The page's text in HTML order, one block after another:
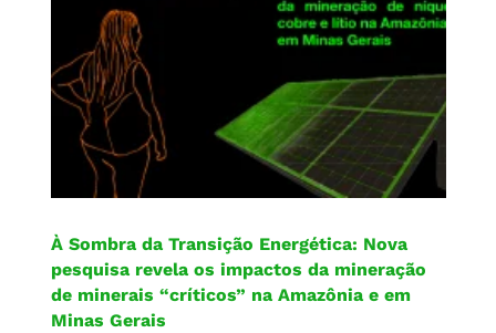
À Sombra da Transição Energética: Nova
pesquisa revela os impactos da mineração
de minerais “críticos” na Amazônia e em
Minas Gerais